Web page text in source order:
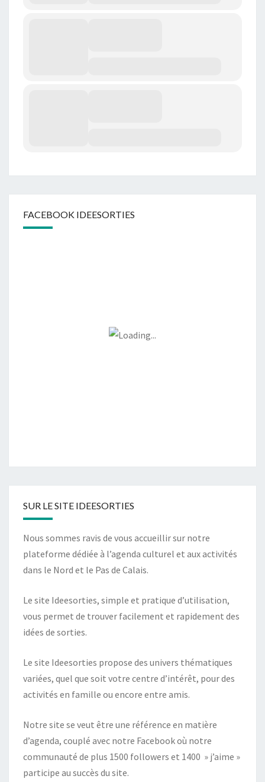
FACEBOOK IDEESORTIES
SUR LE SITE IDEESORTIES
Nous sommes ravis de vous accueillir sur notre
plateforme dédiée à l’agenda culturel et aux activités
dans le Nord et le Pas de Calais.
Le site Ideesorties, simple et pratique d’utilisation,
vous permet de trouver facilement et rapidement des
idées de sorties.
Le site Ideesorties propose des univers thématiques
variées, quel que soit votre centre d’intérêt, pour des
activités en famille ou encore entre amis.
Notre site se veut être une référence en matière
d’agenda, couplé avec notre Facebook où notre
communauté de plus 1500 followers et 1400 » j’aime »
participe au succès du site.